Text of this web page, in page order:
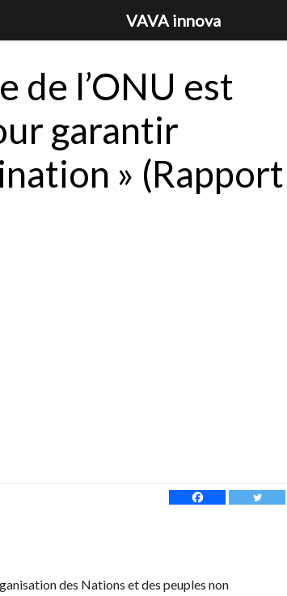
de l’ONU est
garantir
» (Rapport
des Nations et des peuples non
VAVA innova